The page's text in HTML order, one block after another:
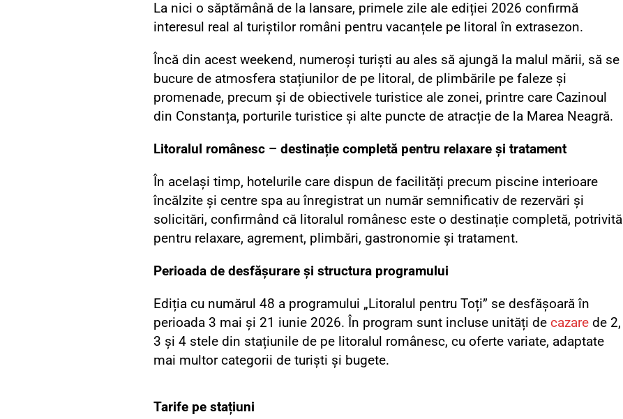
La nici o săptămână de la lansare, primele zile ale ediției 2026 confirmă
interesul real al turiștilor români pentru vacanțele pe litoral în extrasezon.
Încă din acest weekend, numeroși turiști au ales să ajungă la malul mării, să se
bucure de atmosfera stațiunilor de pe litoral, de plimbările pe faleze și
promenade, precum și de obiectivele turistice ale zonei, printre care Cazinoul
din Constanța, porturile turistice și alte puncte de atracție de la Marea Neagră.
Litoralul românesc – destinație completă pentru relaxare și tratament
În același timp, hotelurile care dispun de facilități precum piscine interioare
încălzite și centre spa au înregistrat un număr semnificativ de rezervări și
solicitări, confirmând că litoralul românesc este o destinație completă, potrivită
pentru relaxare, agrement, plimbări, gastronomie și tratament.
Perioada de desfășurare și structura programului
Ediția cu numărul 48 a programului „Litoralul pentru Toți” se desfășoară în
perioada 3 mai și 21 iunie 2026. În program sunt incluse unități de cazarede 2,
3 și 4 stele din stațiunile de pe litoralul românesc, cu oferte variate, adaptate
mai multor categorii de turiști și bugete.
Tarife pe stațiuni